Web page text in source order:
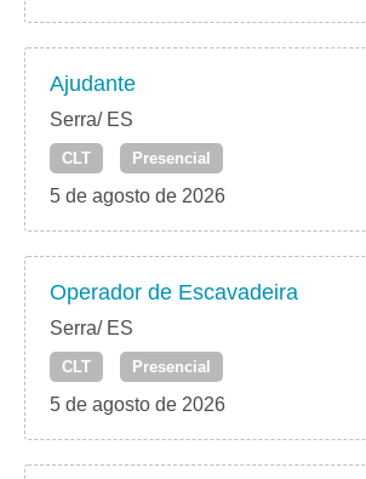
Ajudante
Serra/ ES
CLT Presencial
5 de agosto de 2026
Operador de Escavadeira
Serra/ ES
CLT Presencial
5 de agosto de 2026